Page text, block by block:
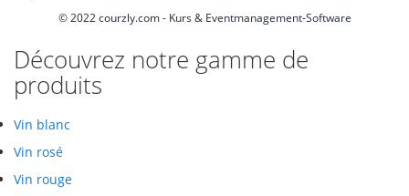
© 2022courzly.com - Kurs & Eventmanagement-Software
Découvrez notre gamme de
produits
Vin blanc
Vin rosé
Vin rouge